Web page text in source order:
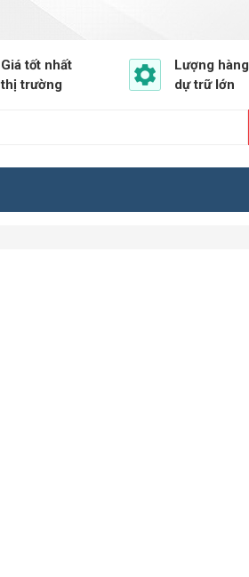
Giá tốt nhất
thị trường
Lượng hàng
dự trữ lớn